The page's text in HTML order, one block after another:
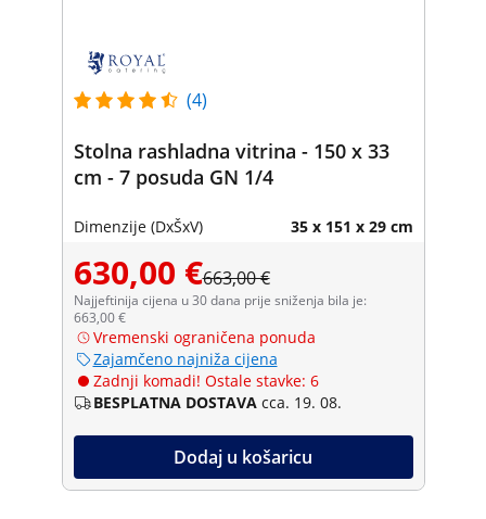
(4)
Stolna rashladna vitrina - 150 x 33
cm - 7 posuda GN 1/4
Dimenzije (DxŠxV) 35 x 151 x 29 cm
630,00 €663,00 €
Najjeftinija cijena u 30 dana prije sniženja bila je:
663,00 €
Vremenski ograničena ponuda
Zajamčeno najniža cijena
Zadnji komadi! Ostale stavke: 6
BESPLATNA DOSTAVA cca. 19. 08.
Dodaj u košaricu